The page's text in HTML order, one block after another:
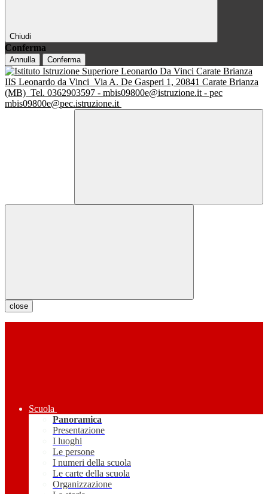
Chiudi
Conferma
Annulla Conferma
IIS Leonardo da Vinci Via A. De Gasperi 1, 20841 Carate Brianza
(MB) Tel. 0362903597 - mbis09800e@istruzione.it - pec
mbis09800e@pec.istruzione.it
close
Scuola
Panoramica
Presentazione
I luoghi
Le persone
I numeri della scuola
Le carte della scuola
Organizzazione